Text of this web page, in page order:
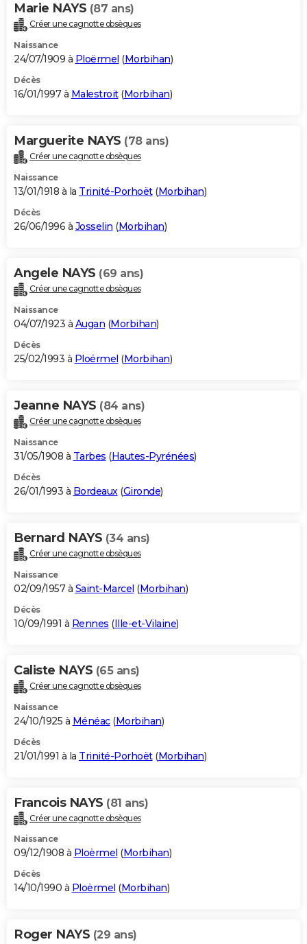
Marie NAYS (87 ans)
Créer une cagnotte obsèques
Naissance
24/07/1909 à Ploërmel (Morbihan)
Décès
16/01/1997 à Malestroit(Morbihan)
Marguerite NAYS (78 ans)
Créer une cagnotte obsèques
Naissance
13/01/1918 à la Trinité-Porhoët(Morbihan)
Décès
26/06/1996 à Josselin (Morbihan)
Angele NAYS (69 ans)
Créer une cagnotte obsèques
Naissance
04/07/1923 à Augan (Morbihan)
Décès
25/02/1993 à Ploërmel (Morbihan)
Jeanne NAYS (84 ans)
Créer une cagnotte obsèques
Naissance
31/05/1908 à Tarbes (Hautes-Pyrénées)
Décès
26/01/1993 à Bordeaux(Gironde)
Bernard NAYS (34 ans)
Créer une cagnotte obsèques
Naissance
02/09/1957 à Saint-Marcel (Morbihan)
Décès
10/09/1991 à Rennes (Ille-et-Vilaine)
Caliste NAYS (65 ans)
Créer une cagnotte obsèques
Naissance
24/10/1925 à Ménéac(Morbihan)
Décès
21/01/1991 à la Trinité-Porhoët(Morbihan)
Francois NAYS (81 ans)
Créer une cagnotte obsèques
Naissance
09/12/1908 à Ploërmel (Morbihan)
Décès
14/10/1990 à Ploërmel (Morbihan)
Roger NAYS (29 ans)